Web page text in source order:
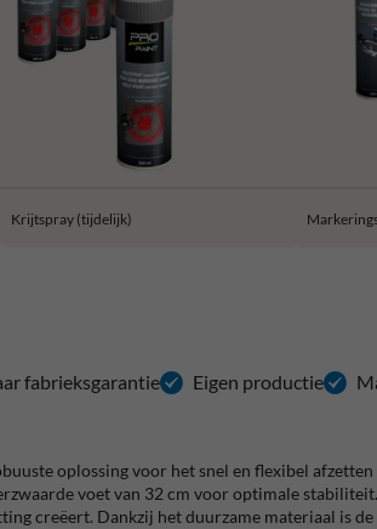
Krijtspray (tijdelijk)
fabrieksgarantie Eigen productie
oplossing voor het snel en flexibel
voet van 32 cm voor optimale stabiliteit.
creëert. Dankzij het duurzame materiaal is